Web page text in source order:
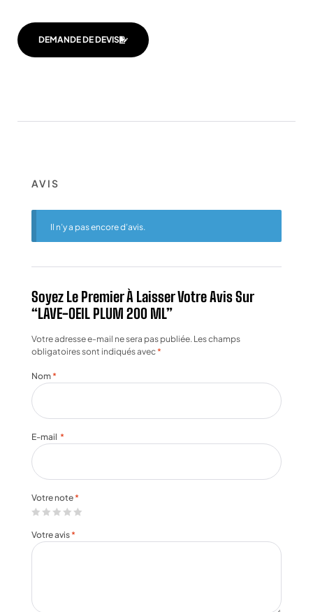
DEMANDE DE DEVIS
AVIS
Il n’y a pas encore d’avis.
Soyez Le Premier À Laisser Votre Avis Sur
“LAVE-OEIL PLUM 200 ML”
Votre adresse e-mail ne sera pas publiée. Les champs
obligatoires sont indiqués avec*
Votre note *
Votre avis *
Nom *
E-mail *